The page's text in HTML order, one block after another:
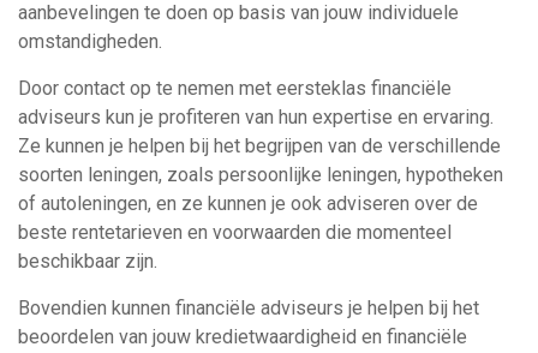
aanbevelingen te doen op basis van jouw individuele
omstandigheden.
Door contact op te nemen met eersteklas financiële
adviseurs kun je profiteren van hun expertise en ervaring.
Ze kunnen je helpen bij het begrijpen van de verschillende
soorten leningen, zoals persoonlijke leningen, hypotheken
of autoleningen, en ze kunnen je ook adviseren over de
beste rentetarieven en voorwaarden die momenteel
beschikbaar zijn.
Bovendien kunnen financiële adviseurs je helpen bij het
beoordelen van jouw kredietwaardigheid en financiële